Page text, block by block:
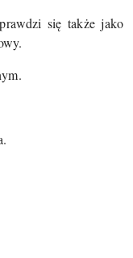
się także jako